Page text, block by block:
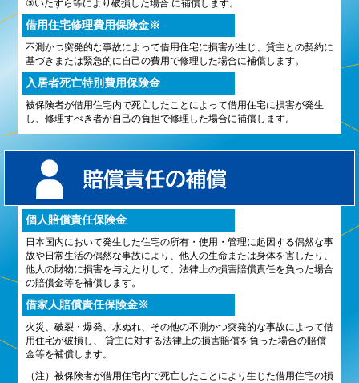
③いたずら等により破損した場合 に補償します。
借用住宅修理費用保険金※
不測かつ突発的な事故によって借用住宅に損害が生じ、貸主との契約に
基づきまたは緊急的に自己の費用で修理した場合に補償します。
入居者死亡特別費用保険金
被保険者が借用住宅内で死亡したことによって借用住宅に損害が発生
し、修理すべき者が自己の負担で修理した場合に補償します。
個人賠償責任保険金
日本国内において発生した住宅の所有・使用・管理に起因する偶然な事
故や日常生活の偶然な事故により、他人の生命または身体を害したり、
他人の財物に損害を与えたりして、法律上の損害賠償責任を負った場合
の賠償金等を補償します。
借家人賠償責任保険金※
火災、破裂・爆発、水ぬれ、その他の不測かつ突発的な事故によって借
用住宅が破損し、 貸主に対する法律上の損害賠償を負った場合の賠償
金等を補償します。
（注）被保険者が借用住宅内で死亡したことにより生じた借用住宅の損